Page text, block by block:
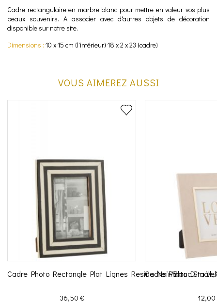
Cadre rectangulaire en marbre blanc pour mettre en valeur vos plus
beaux souvenirs. A associer avec d'autres objets de décoration
disponible sur notre site.
Dimensions : 10 x 15 cm (l'intérieur) 18 x 2 x 23 (cadre)
VOUS AIMEREZ AUSSI
Cadre Photo Rectangle Plat Lignes Resine Noir/Blanc Small
Prix
36,50 €
Cadre Photo Dita
Prix